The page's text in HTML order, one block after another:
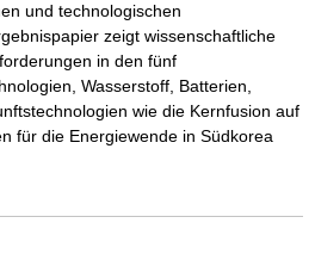
und technologischen
zeigt wissenschaftliche
in den fünf
Wasserstoff, Batterien,
wie die Kernfusion auf
für die Energiewende in Südkorea